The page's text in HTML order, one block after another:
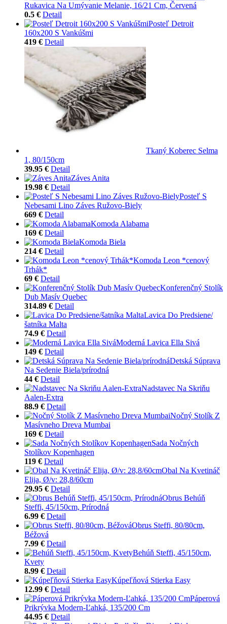
Rukavica Na Umývanie Melanie, 16/21 Cm, Červená
0.5 € Detail
Posteľ Detroit
160x200 S Vankúšmi
419 € Detail
Tkaný Koberec Selma
1, 80/150cm
39.95 € Detail
Záves Anita
19.98 € Detail
Posteľ S
Nebesami Lino Záves Ružovo-Biely
669 € Detail
Komoda Alabama
169 € Detail
Komoda Biela
214 € Detail
Komoda Leon *cenový
Trhák*
69 € Detail
Konferenčný Stolík
Dub Masív Quebec
314.89 € Detail
Lavica Do Predsiene/
šatníka Malta
74.9 € Detail
Moderná Lavica Ella Sivá
149 € Detail
Detská Súprava
Na Sedenie Biela/prírodná
44 € Detail
Nadstavec Na Skriňu
Aalen-Extra
88.9 € Detail
Nočný Stolík Z
Masívneho Dreva Mumbai
169 € Detail
Sada Nočných
Stolíkov Kopenhagen
119 € Detail
Obal Na Kvetináč
Elija, Ø/v: 28,8/60cm
29.95 € Detail
Obrus Behúň
Steffi, 45/150cm, Prírodná
6.99 € Detail
Obrus Steffi, 80/80cm,
Béžová
7.99 € Detail
Behúň Steffi, 45/150cm,
Kvety
8.99 € Detail
Kúpeľňová Stierka Easy
12.99 € Detail
Páperová
Prikrývka Modern-Ľahká, 135/200 Cm
44.95 € Detail